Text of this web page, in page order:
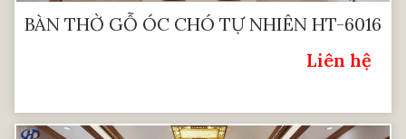
BÀN THỜ GỖ ÓC CHÓ TỰ NHIÊN HT-6016
Liên hệ